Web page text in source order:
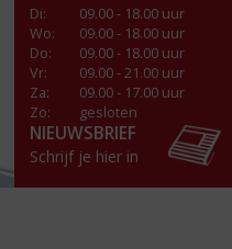
Di:
09.00 - 18.00 uur
Wo:
09.00 - 18.00 uur
Do:
09.00 - 18.00 uur
Vr:
09.00 - 21.00 uur
Za:
09.00 - 17.00 uur
Zo:
gesloten
NIEUWSBRIEF
Schrijf je hier in